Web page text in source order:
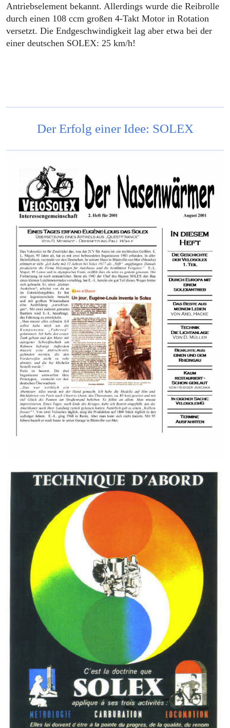
Antriebselement bekannt. Allerdings wurde die Reibrolle
durch einen 108 ccm großen 4-Takt Motor in Rotation
versetzt. Die Endgeschwindigkeit lag aber etwa bei der
einer deutschen SOLEX: 25 km/h!
Der Erfolg einer Idee: SOLEX